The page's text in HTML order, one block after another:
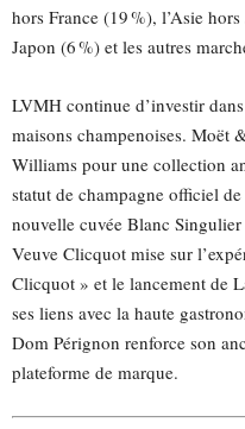
hors France (19 %), l’Asie
Japon (6 %) et les autres
LVMH continue d’investir
maisons champenoises. Moët
Williams pour une collection
statut de champagne officiel
nouvelle cuvée Blanc
Veuve Clicquot mise sur
Clicquot » et le lancement de
ses liens avec la haute
Dom Pérignon renforce son
plateforme de marque.